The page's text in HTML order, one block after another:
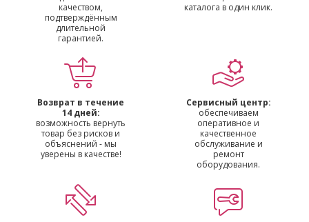
качеством,
подтверждённым
длительной
гарантией.
каталога в один клик.
Возврат в течение
14 дней:
возможность вернуть
товар без рисков и
объяснений - мы
уверены в качестве!
Сервисный центр:
обеспечиваем
оперативное и
качественное
обслуживание и
ремонт
оборудования.